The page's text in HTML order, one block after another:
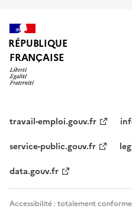
RÉPUBLIQUE
FRANÇAISE
travail-emploi.gouv.fr
service-public.gouv.fr
data.gouv.fr
Accessibilité : totalement conforme